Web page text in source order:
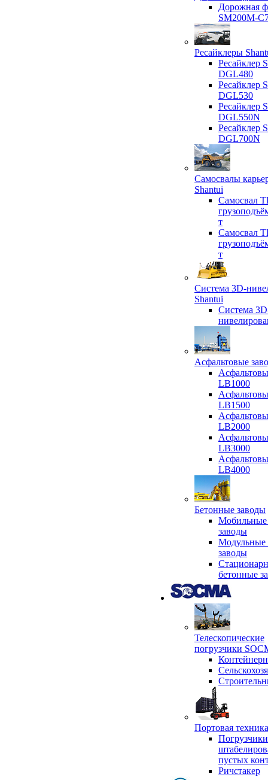
Дорожная
SM200M-
Ресайклеры
Ресайклер
DGL480
Ресайклер
DGL530
Ресайклер
DGL550N
Ресайклер
DGL700N
Самосвалы
Shantui
Самосвал
т
Самосвал
т
Система 3D-
Shantui
Система
Асфальтовые
LB1000
LB1500
LB2000
LB3000
LB4000
Бетонные заводы
Мобильные
заводы
Модульные
заводы
бетонные
Телескопические
погрузчики
Портовая
пустых
Ричстакер